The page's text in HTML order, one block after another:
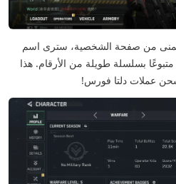
من صفحة الشخصية، سترى اسم
بسلسلة طويلة من الأرقام. هذا
عملات دلتا فورس!